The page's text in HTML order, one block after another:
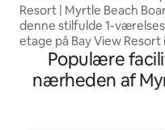
Resort | Myrtle Beach
denne stilfulde 1-
etage på Bay View
Myrtle Beach. Privat
over byen og
udstyret køkken,
Populære
nærheden af